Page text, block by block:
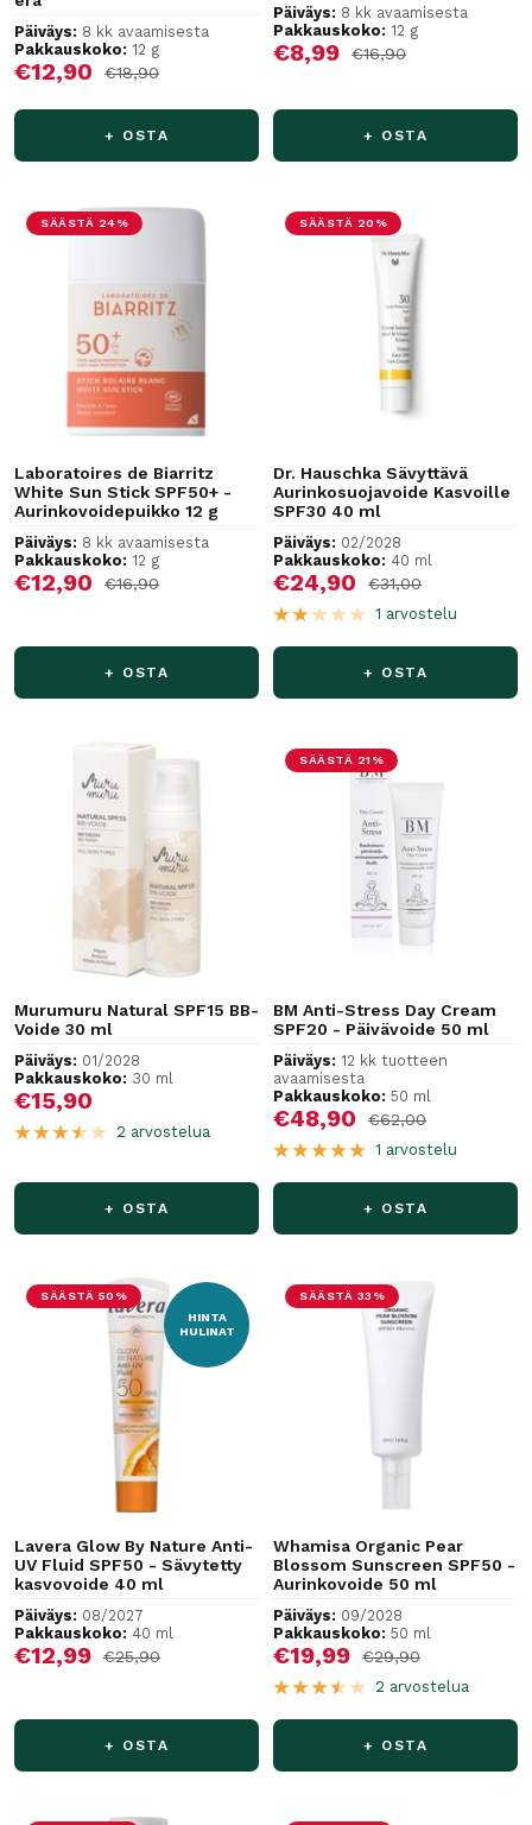
Päiväys: 8 kk avaamisesta
Pakkauskoko: 12 g
Alennushinta
€12,90 Normaalihinta
€18,90
+ OSTA
Päiväys: 8 kk avaamisesta
Pakkauskoko: 12 g
Alennushinta
€8,99 Normaalihinta
€16,90
+ OSTA
SÄÄSTÄ 24%
Laboratoires de Biarritz
White Sun Stick SPF50+ -
Aurinkovoidepuikko 12 g
Päiväys: 8 kk avaamisesta
Pakkauskoko: 12 g
Alennushinta
€12,90 Normaalihinta
€16,90
+ OSTA
SÄÄSTÄ 20%
Dr. Hauschka Sävyttävä
Aurinkosuojavoide Kasvoille
SPF30 40 ml
Päiväys: 02/2028
Pakkauskoko: 40 ml
Alennushinta
€24,90 Normaalihinta
€31,00
1 arvostelu
+ OSTA
Murumuru Natural SPF15 BB-
Voide 30 ml
Päiväys: 01/2028
Pakkauskoko: 30 ml
Alennushinta
€15,90
2 arvostelua
+ OSTA
SÄÄSTÄ 21%
BM Anti-Stress Day Cream
SPF20 - Päivävoide 50 ml
Päiväys: 12 kk tuotteen
avaamisesta
Pakkauskoko: 50 ml
Alennushinta
€48,90 Normaalihinta
€62,00
1 arvostelu
+ OSTA
HINTA
HULINAT
SÄÄSTÄ 50%
Lavera Glow By Nature Anti-
UV Fluid SPF50 - Sävytetty
kasvovoide 40 ml
Päiväys: 08/2027
Pakkauskoko: 40 ml
Alennushinta
€12,99 Normaalihinta
€25,90
+ OSTA
SÄÄSTÄ 33%
Whamisa Organic Pear
Blossom Sunscreen SPF50 -
Aurinkovoide 50 ml
Päiväys: 09/2028
Pakkauskoko: 50 ml
Alennushinta
€19,99 Normaalihinta
€29,90
2 arvostelua
+ OSTA